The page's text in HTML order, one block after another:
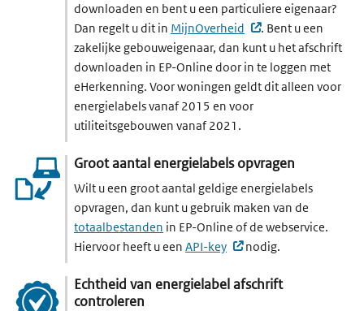
downloaden en bent u een particuliere eigenaar?
Dan regelt u dit in MijnOverheid (externe website,
. Bent u een
zakelijke gebouweigenaar, dan kunt u het afschrift
downloaden in EP-Online door in te loggen met
eHerkenning. Voor woningen geldt dit alleen voor
energielabels vanaf 2015 en voor
utiliteitsgebouwen vanaf 2021.
Groot aantal energielabels opvragen
Wilt u een groot aantal geldige energielabels
opvragen, dan kunt u gebruik maken van de
totaalbestanden in EP-Online of de webservice.
Hiervoor heeft u een API-key (externe website,
nodig.
Echtheid van energielabel afschrift
controleren